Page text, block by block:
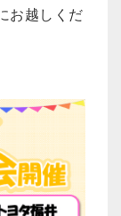
お越しくだ